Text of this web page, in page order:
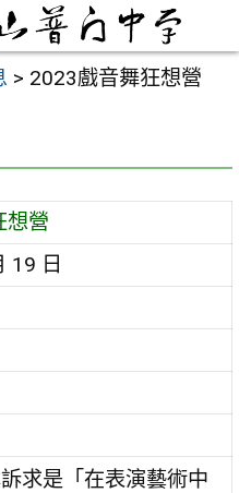
> 2023戲音舞狂想營
想營
19 日
求是「在表演藝術中